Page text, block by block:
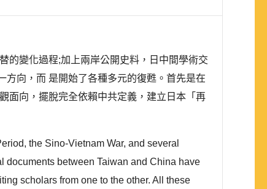
的變化過程;加上兩岸公開史料，日中間學術交
向，而 是開始了各種多元的復甦。首先是在
面向，擺脫完全依賴中共定義，建立日本「再
the Sino-Vietnam War, and several
documents between Taiwan and China have
scholars from one to the other. All these